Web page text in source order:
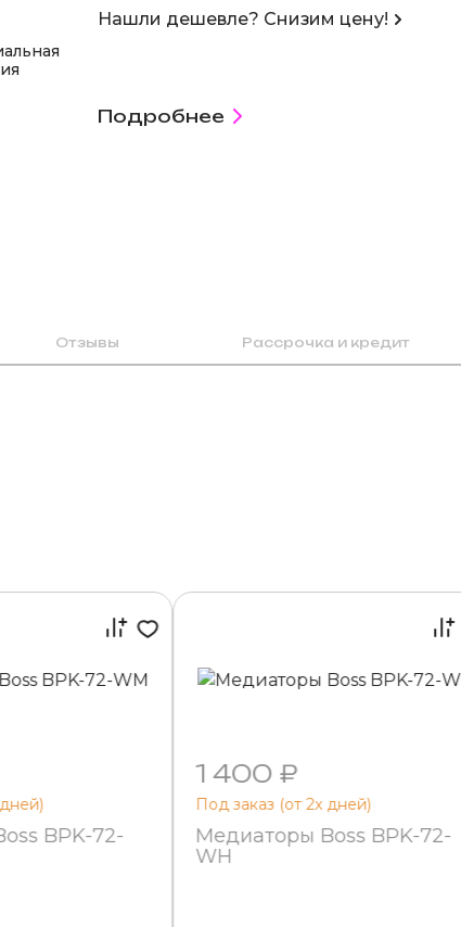
Нашли дешевле? Снизим цену!
Подробнее
Отзывы Рассрочка и кредит
BPK-72-
1 400 ₽
Под заказ (от 2х дней)
Медиаторы Boss BPK-72-
WH